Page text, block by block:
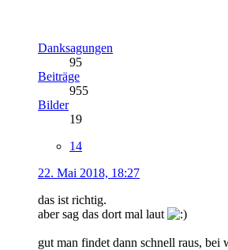
Danksagungen
95
Beiträge
955
Bilder
19
14
22. Mai 2018, 18:27
das ist richtig.
aber sag das dort mal laut
gut man findet dann schnell raus, bei